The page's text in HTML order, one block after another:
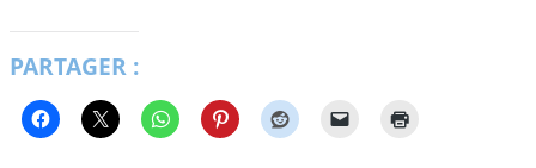
PARTAGER :